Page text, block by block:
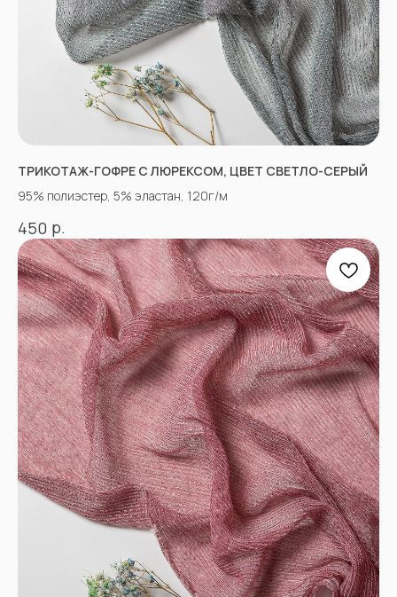
ТРИКОТАЖ-ГОФРЕ С ЛЮРЕКСОМ, ЦВЕТ СВЕТЛО-СЕРЫЙ
95% полиэстер, 5% эластан, 120г/м
450 р.
+7(918)873-53-45Мария
tkani357@yandex.ru
+7(928)364-79-21Александра
ВКОНТАКТЕ
ОДНОКЛАССНИКИ
INSTAGRAM*
TIK TOK*
YOU TUBE
КАК СВЯЗАТЬСЯ
СОЦСЕТИ